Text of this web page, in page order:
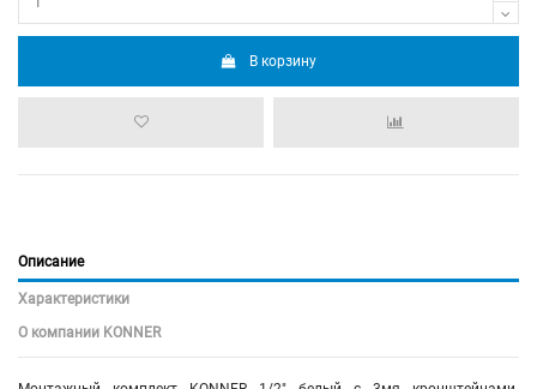
В корзину
Описание
Характеристики
О компании KONNER